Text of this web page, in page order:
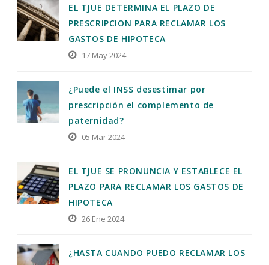
EL TJUE DETERMINA EL PLAZO DE
PRESCRIPCION PARA RECLAMAR LOS
GASTOS DE HIPOTECA
17 May 2024
¿Puede el INSS desestimar por
prescripción el complemento de
paternidad?
05 Mar 2024
EL TJUE SE PRONUNCIA Y ESTABLECE EL
PLAZO PARA RECLAMAR LOS GASTOS DE
HIPOTECA
26 Ene 2024
¿HASTA CUANDO PUEDO RECLAMAR LOS